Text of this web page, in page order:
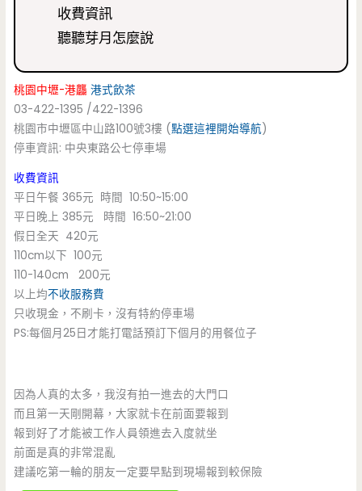
收費資訊
聽聽芽月怎麼說
桃園中壢-港龘港式飲茶
03-422-1395 /422-1396
桃園市中壢區中山路100號3樓 (點選這裡開始導航)
停車資訊: 中央東路公七停車場
收費資訊
平日午餐 365元 時間 10:50~15:00
平日晚上 385元 時間 16:50~21:00
假日全天 420元
110cm以下 100元
110-140cm 200元
以上均不收服務費
只收現金，不刷卡，沒有特約停車場
PS:每個月25日才能打電話預訂下個月的用餐位子
因為人真的太多，我沒有拍一進去的大門口
而且第一天剛開幕，大家就卡在前面要報到
報到好了才能被工作人員領進去入度就坐
前面是真的非常混亂
建議吃第一輪的朋友一定要早點到現場報到較保險